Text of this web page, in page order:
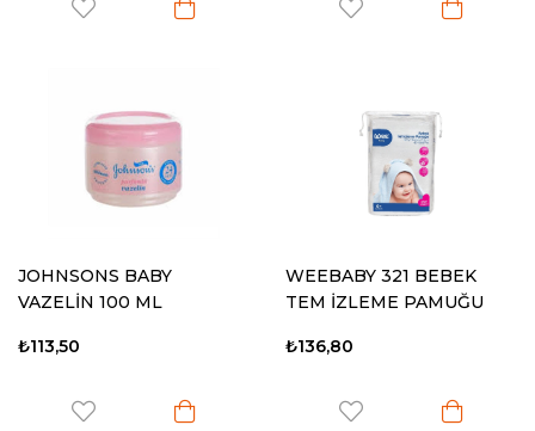
JOHNSONS BABY
VAZELİN 100 ML
₺113,50
WEEBABY 321 BEBEK
TEM İZLEME PAMUĞU
₺136,80